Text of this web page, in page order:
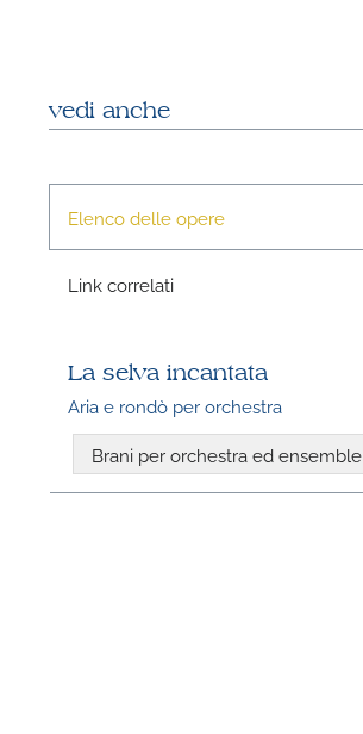
vedi anche
Elenco delle opere
Link correlati
La selva incantata
Aria e rondò per orchestra
Brani per orchestra ed ensemble